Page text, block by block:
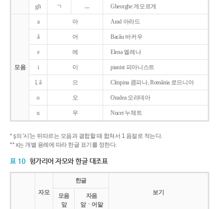
gh ㄱ ㅡ Gheorghe 게오르게
모음
a 아 Arad 아라드
ǎ 어 Bacǎu 바커우
e 에 Elena 엘레나
i 이 pianist 피아니스트
î, â 으 Cîmpina 큼피나, România 로므니아
o 오 Oradea 오라데아
u 우 Nucet 누체트
* ş의 '시'는 뒤따르는 모음과 결합할 때 합쳐서 1 음절로 적는다.
** x는 개별 용례에 따라 한글 표기를 정한다.
표 10 헝가리어 자모와 한글 대조표
자모
한글
보기
모음
앞
자음
앞ㆍ어말